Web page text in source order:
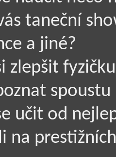
taneční
a jiné?
zlepšit
učit od
na